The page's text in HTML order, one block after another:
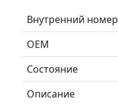
Внутренний номер
ОЕМ
Состояние
Описание